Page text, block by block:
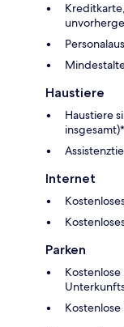
Haustiere
Haustiere
insgesamt)*
Internet
Parken